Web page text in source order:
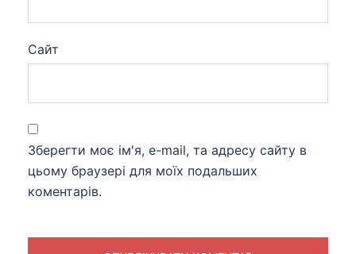
Сайт
Зберегти моє ім'я, e-mail, та адресу сайту в
цьому браузері для моїх подальших
коментарів.